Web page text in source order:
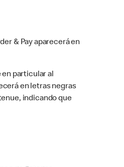
& Pay aparecerá en
en particular al
en letras negras
indicando que